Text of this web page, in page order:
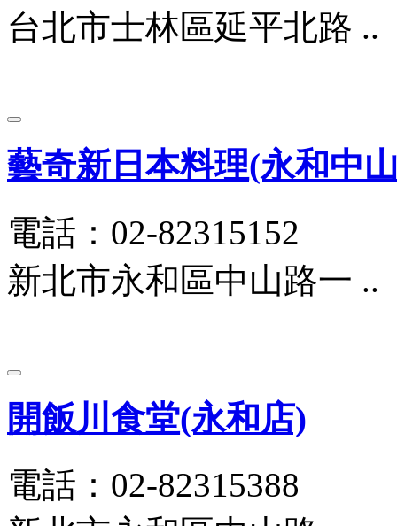
台北市士林區延平北路 ..
藝奇新日本料理(永和中
電話：02-82315152
新北市永和區中山路一 ..
開飯川食堂(永和店)
電話：02-82315388